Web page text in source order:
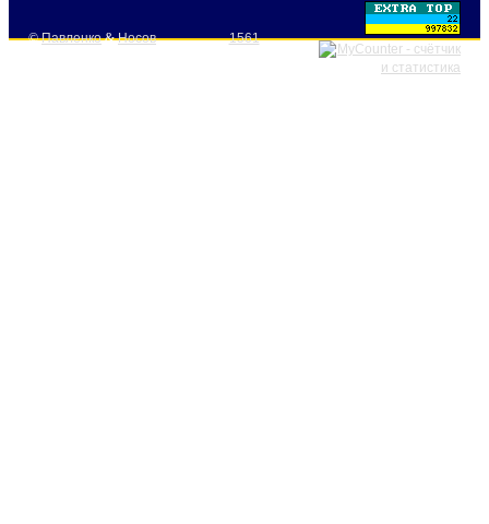
©Павленко&Носов 1561